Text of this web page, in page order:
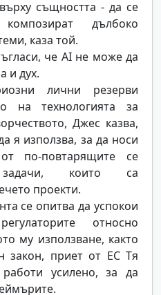
същността - да се
дълбоко
каза той.
че AI не може да
и дух.
лични резерви
на технологията за
Джес казва,
я използва, за да носи
по-повтарящите се
задачи, които са
проекти.
се опитва да успокои
относно
му използване, както
закон, приет от ЕС Тя
усилено, за да